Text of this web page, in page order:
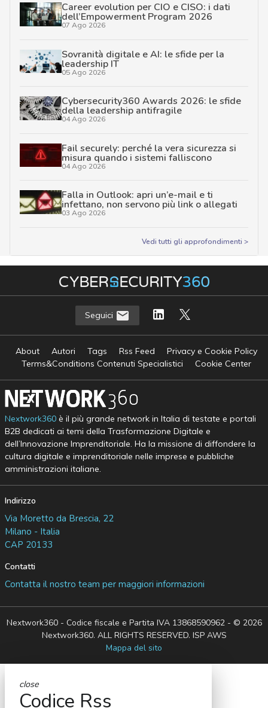
Career evolution per CIO e CISO: i dati
dell’Empowerment Program 2026
07 Ago 2026
Sovranità digitale e AI: le sfide per la
leadership IT
05 Ago 2026
Cybersecurity360 Awards 2026: le sfide
della leadership antifragile
04 Ago 2026
Fail securely: perché la vera sicurezza si
misura quando i sistemi falliscono
04 Ago 2026
Falla in Outlook: apri un’e-mail e ti
infettano, non servono più link o allegati
03 Ago 2026
Vedi tutti gli approfondimenti >
Seguici
About Autori Tags Rss Feed
Privacy e Cookie Policy
Terms&Conditions Contenuti Specialistici
Cookie Center
Nextwork360è il più grande network in Italia di testate e portali
B2B dedicati ai temi della Trasformazione Digitale e
dell’Innovazione Imprenditoriale. Ha la missione di diffondere la
cultura digitale e imprenditoriale nelle imprese e pubbliche
amministrazioni italiane.
Indirizzo
Via Moretto da Brescia, 22
Milano - Italia
CAP 20133
Contatti
Contatta il nostro team per maggiori informazioni
Nextwork360 - Codice fiscale e Partita IVA 13868590962 - © 2026
Nextwork360. ALL RIGHTS RESERVED. ISP AWS
Mappa del sito
close
Codice Rss